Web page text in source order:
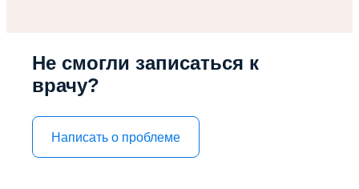
Не смогли записаться к
врачу?
Написать о проблеме